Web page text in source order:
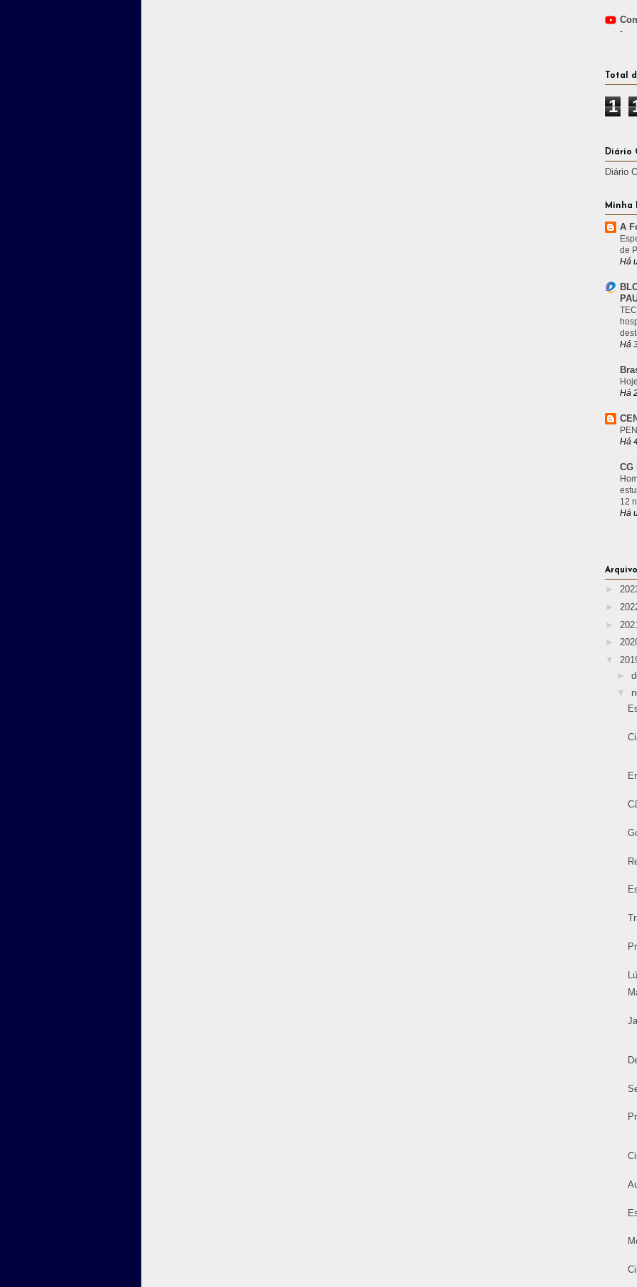
-
Total
1
Diário
Diário
Minha
A
de
Há
Há
Há
Há
CG
12
Há
►
►
►
►
▼
►
▼